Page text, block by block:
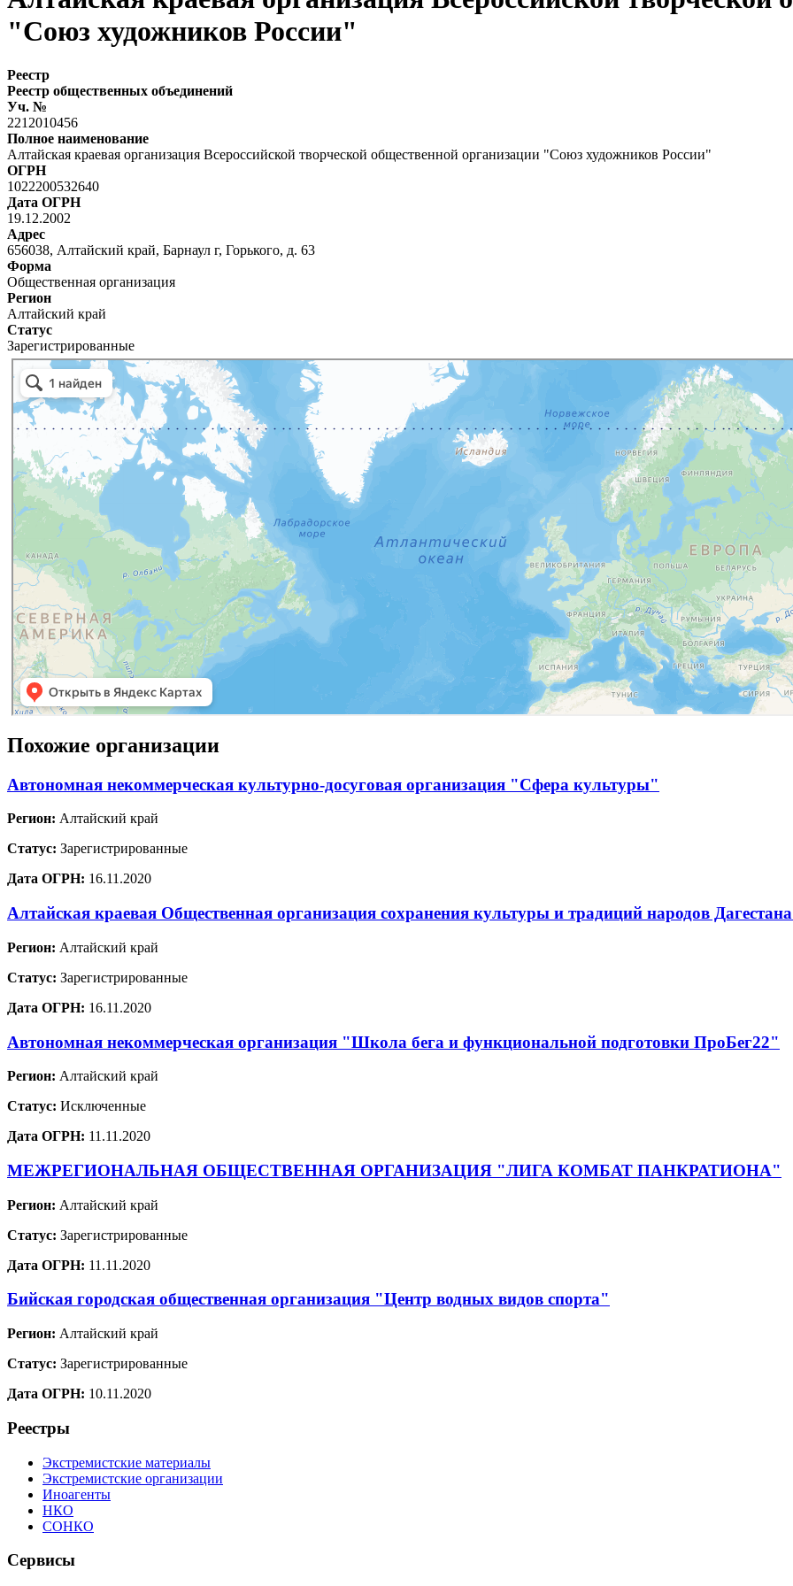
"Союз художников России"
Реестр
Реестр общественных объединений
Уч. №
2212010456
Полное наименование
Алтайская краевая организация Всероссийской творческой общественной организации "Союз художников России"
ОГРН
1022200532640
Дата ОГРН
19.12.2002
Адрес
656038, Алтайский край, Барнаул г, Горького, д. 63
Форма
Общественная организация
Регион
Алтайский край
Статус
Зарегистрированные
Похожие организации
Автономная некоммерческая культурно-досуговая организация "Сфера культуры"
Регион: Алтайский край
Статус: Зарегистрированные
Дата ОГРН: 16.11.2020
Алтайская краевая Общественная организация сохранения культуры и традиций народов
Регион: Алтайский край
Статус: Зарегистрированные
Дата ОГРН: 16.11.2020
Автономная некоммерческая организация "Школа бега и функциональной подготовки ПроБег22"
Регион: Алтайский край
Статус: Исключенные
Дата ОГРН: 11.11.2020
МЕЖРЕГИОНАЛЬНАЯ ОБЩЕСТВЕННАЯ ОРГАНИЗАЦИЯ "ЛИГА КОМБАТ ПАНКРАТИОНА"
Регион: Алтайский край
Статус: Зарегистрированные
Дата ОГРН: 11.11.2020
Бийская городская общественная организация "Центр водных видов спорта"
Регион: Алтайский край
Статус: Зарегистрированные
Дата ОГРН: 10.11.2020
Реестры
Экстремистские материалы
Экстремистские организации
Иноагенты
НКО
СОНКО
Сервисы